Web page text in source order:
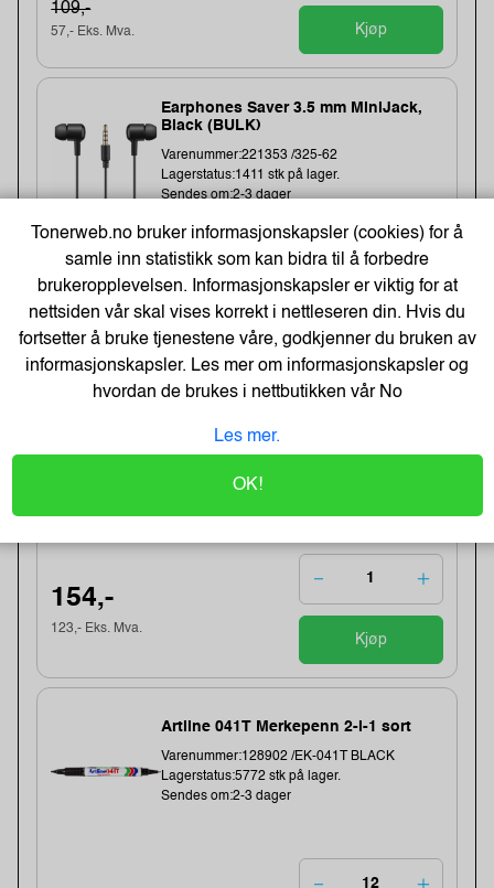
109,-
57,- Eks. Mva. Kjøp
Earphones Saver 3.5 mm MiniJack,
Black (BULK)
Varenummer:221353 /325-62
Lagerstatus:1411 stk på lager.
Sendes om:2-3 dager
20,-
Kjøp
30Cmx100M (3 stk)
Lagerstatus:1567 stk på lager.
154,-
123,- Eks. Mva.
Kjøp
Artline 041T Merkepenn 2-i-1 sort
Varenummer:128902 /EK-041T BLACK
Lagerstatus:5772 stk på lager.
Sendes om:2-3 dager
Tonerweb.no bruker informasjonskapsler (cookies) for å
samle inn statistikk som kan bidra til å forbedre
brukeropplevelsen. Informasjonskapsler er viktig for at
nettsiden vår skal vises korrekt i nettleseren din. Hvis du
fortsetter å bruke tjenestene våre, godkjenner du bruken av
informasjonskapsler. Les mer om informasjonskapsler og
hvordan de brukes i nettbutikken vårNo
Les mer.
OK!